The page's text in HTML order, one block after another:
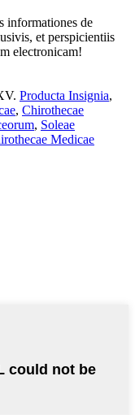
informationes de
et perspicientiis
electronicam!
Producta Insignia,
, Chirothecae
, Soleae
Medicae